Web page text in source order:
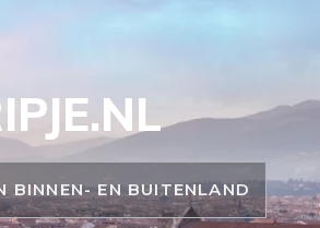
BINNEN- EN BUITENLAND